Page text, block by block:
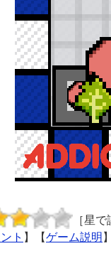
［星
ト 】【ゲーム説明